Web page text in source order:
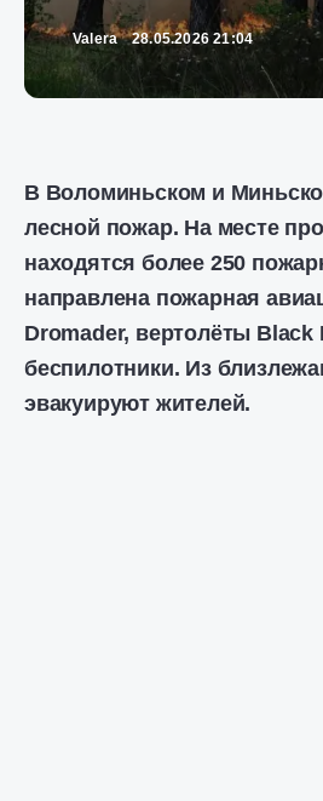
Valera 28.05.2026 21:04
В Воломиньском и
лесной пожар. На месте
находятся более 250
направлена ​​пожарная
Dromader, вертолёты Black
беспилотники. Из
эвакуируют жителей.